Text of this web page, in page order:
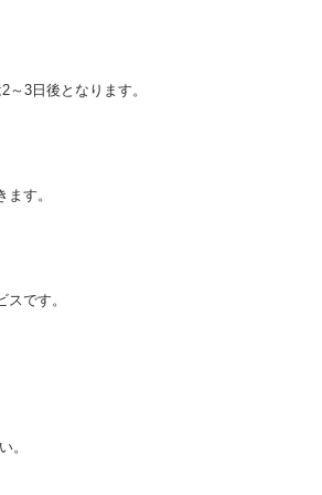
3日後となります。
す。
です。
。